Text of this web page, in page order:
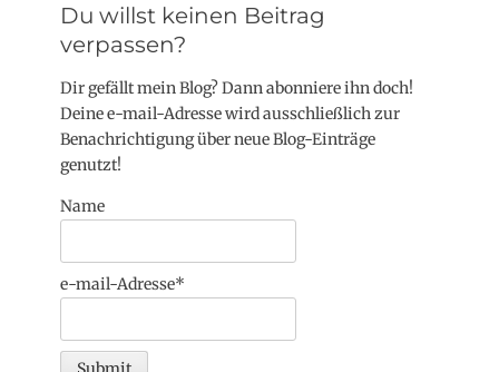
Du willst keinen Beitrag
verpassen?
Dir gefällt mein Blog? Dann abonniere ihn doch!
Deine e-mail-Adresse wird ausschließlich zur
Benachrichtigung über neue Blog-Einträge
genutzt!
Name
e-mail-Adresse*